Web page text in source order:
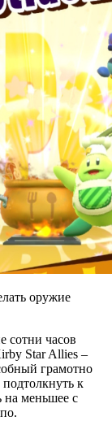
оружие
сотни часов
Star Allies –
грамотно
к
на меньшее с